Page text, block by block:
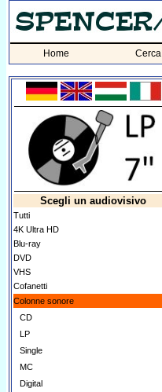
Home Cerca
Scegli un audiovisivo
Tutti
4K Ultra HD
Blu-ray
DVD
VHS
Cofanetti
Colonne sonore
CD
LP
Single
MC
Digital